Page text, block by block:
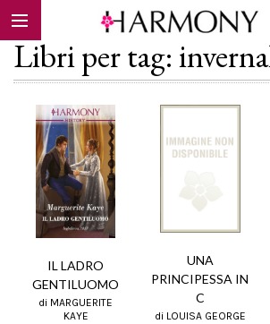
EBOOK
Libri per tag:
IL LADRO
GENTILUOMO
di MARGUERITE
KAYE
UNA
PRINCIPESSA IN
C
di LOUISA GEORGE